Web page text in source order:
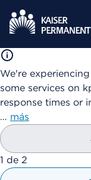
We're
some services on
response times or
… más
mostrando
1 de 2